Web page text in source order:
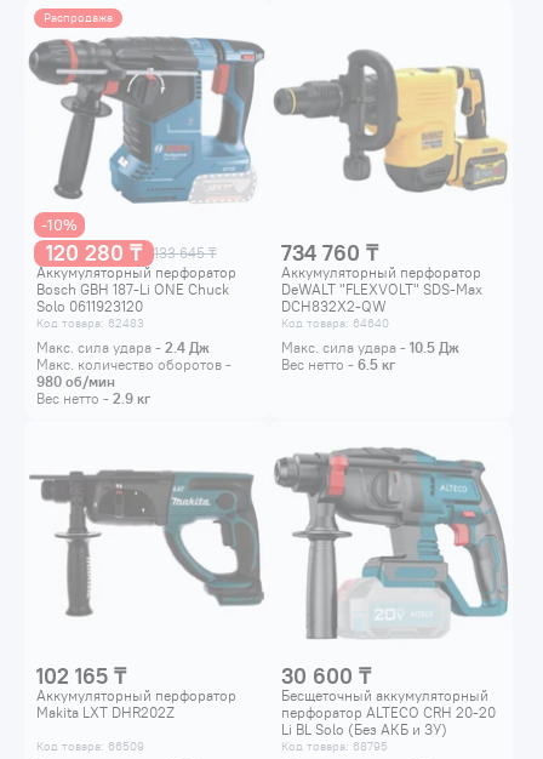
Распродажа
120 280 ₸ 133 645 ₸
-10%
Аккумуляторный перфоратор
Bosch GBH 187-Li ONE Chuck
Solo 0611923120
Код товара: 62483
Макс. сила удара - 2.4 Дж
Макс. количество оборотов -
980 об/мин
Вес нетто - 2.9 кг
734 760 ₸
Аккумуляторный перфоратор
DeWALT "FLEXVOLT" SDS-Max
DCH832X2-QW
Код товара: 64640
Макс. сила удара - 10.5Дж
Вес нетто - 6.5кг
102 165 ₸
Аккумуляторный перфоратор
Makita LXT DHR202Z
Код товара: 66509
30 600 ₸
Бесщеточный аккумуляторный
перфоратор ALTECO CRH 20-20
Li BL Solo (Без АКБ и ЗУ)
Код товара: 68795